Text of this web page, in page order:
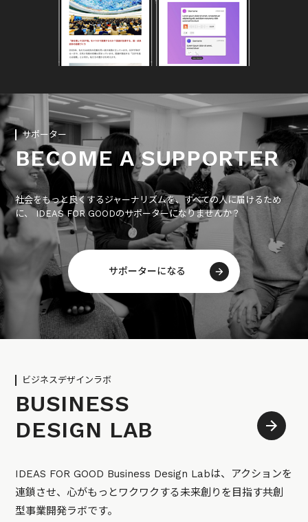
サポーター
BECOME A SUPPORTER
社会をもっと良くするジャーナリズムを、すべての人に届けるため
に、 IDEAS FOR GOODのサポーターになりませんか？
サポーターになる
ビジネスデザインラボ
BUSINESS
DESIGN LAB
IDEAS FOR GOOD Business Design Labは、アクションを
連鎖させ、心がもっとワクワクする未来創りを目指す共創
型事業開発ラボです。